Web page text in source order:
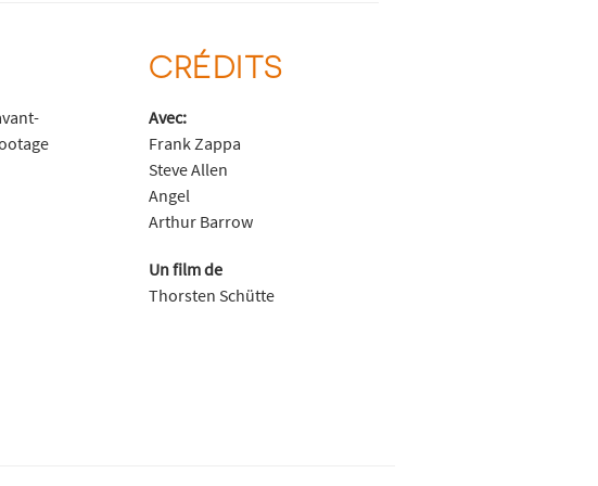
CRÉDITS
Avec:
Frank Zappa
Steve Allen
Angel
Arthur Barrow
Un film de
Thorsten Schütte